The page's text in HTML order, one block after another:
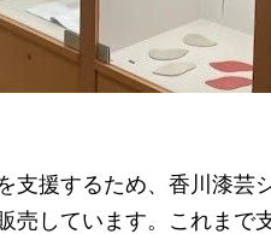
支援するため、香川漆芸
売しています。これまで